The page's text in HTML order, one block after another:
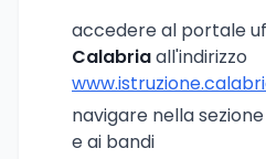
accedere al portale
Calabriaall'indirizzo
navigare nella
e ai bandi